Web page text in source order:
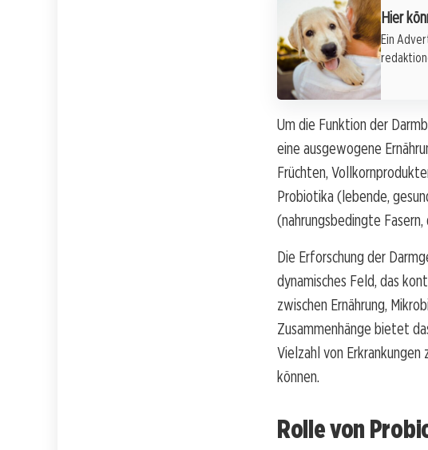
Hier
Ein
Um die Funktion der
eine ausgewogene
Früchten,
Probiotika (lebende,
(nahrungsbedingte
Die Erforschung der
dynamisches Feld, das
zwischen Ernährung,
Zusammenhänge bietet
Vielzahl von
können.
Rolle von